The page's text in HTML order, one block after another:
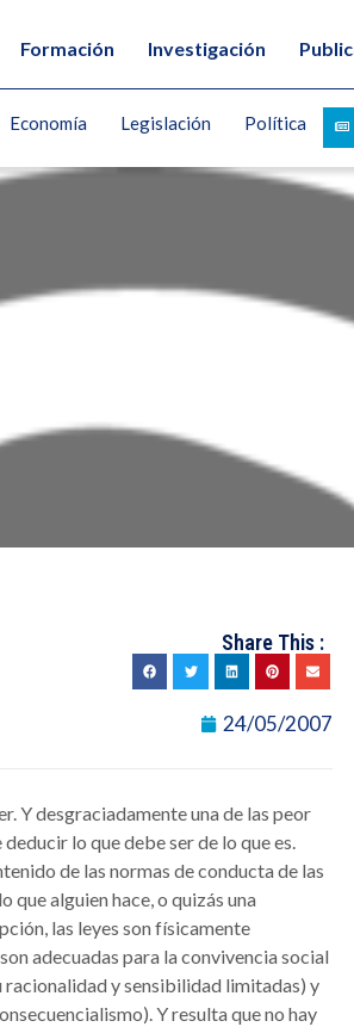
Formación Investigación
Economía Legislación Política
Share This :
24/05/2007
Y desgraciadamente una de las peor
lo que debe ser de lo que es.
de las normas de conducta de las
que alguien hace, o quizás una
las leyes son físicamente
adecuadas para la convivencia social
racionalidad y sensibilidad limitadas) y
Y resulta que no hay